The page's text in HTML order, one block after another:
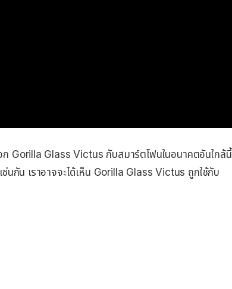
ก Gorilla Glass Victus กับสมาร์ตโฟนในอนาคตอันใกล้นี้
กัน เราอาจจะได้เห็น Gorilla Glass Victus ถูกใช้กับ